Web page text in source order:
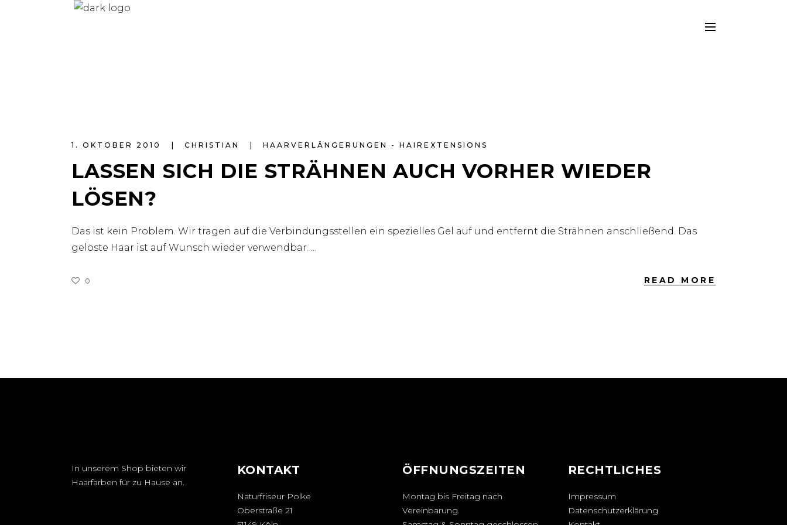
1. OKTOBER 2010 CHRISTIAN HAARVERLÄNGERUNGEN - HAIREXTENSIONS
LASSEN SICH DIE STRÄHNEN AUCH VORHER WIEDER
LÖSEN?
Das ist kein Problem. Wir tragen auf die Verbindungsstellen ein spezielles Gel auf und entfernt die Strähnen anschließend. Das
gelöste Haar ist auf Wunsch wieder verwendbar.
0 READ MORE
In unserem Shop bieten wir
Haarfarben für zu Hause an.
KONTAKT
Naturfriseur Polke
Oberstraße 21
ÖFFNUNGSZEITEN
Montag bis Freitag nach
Vereinbarung.
RECHTLICHES
Impressum
Datenschutzerklärung